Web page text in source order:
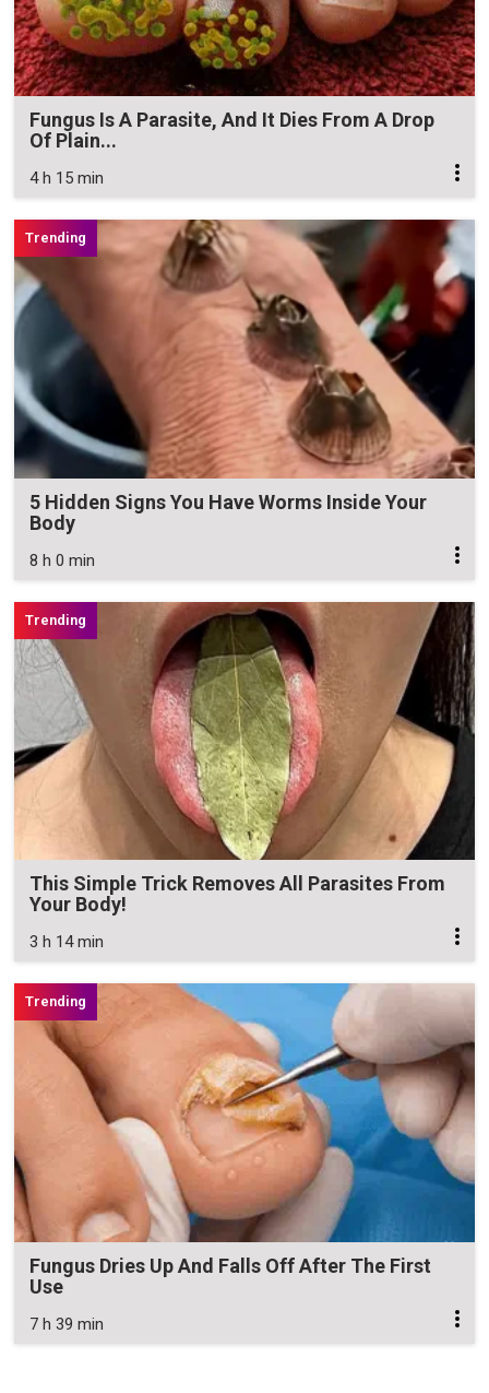
Fungus Is A Parasite, And It Dies From A Drop
Of Plain...
4 h 15 min
5 Hidden Signs You Have Worms Inside Your
Body
8 h 0 min
This Simple Trick Removes All Parasites From
Your Body!
3 h 14 min
Fungus Dries Up And Falls Off After The First
Use
7 h 39 min